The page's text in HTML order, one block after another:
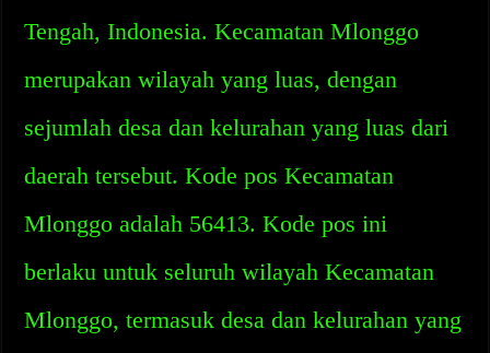
Tengah, Indonesia. Kecamatan Mlonggo
merupakan wilayah yang luas, dengan
sejumlah desa dan kelurahan yang luas dari
daerah tersebut. Kode pos Kecamatan
Mlonggo adalah 56413. Kode pos ini
berlaku untuk seluruh wilayah Kecamatan
Mlonggo, termasuk desa dan kelurahan yang